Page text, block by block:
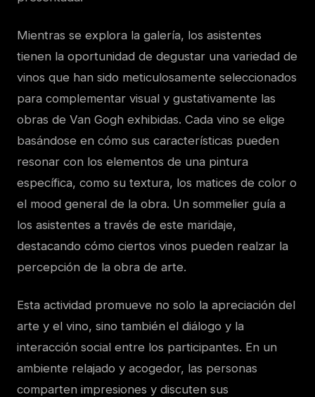
Mientras se explora la galería, los asistentes
tienen la oportunidad de degustar una variedad de
vinos que han sido meticulosamente seleccionados
para complementar visual y gustativamente las
obras de Van Gogh exhibidas. Cada vino se elige
basándose en cómo sus características pueden
resonar con los elementos de una pintura
específica, como su textura, los matices de color o
el mood general de la obra. Un sommelier guía a
los asistentes a través de este maridaje,
destacando cómo ciertos vinos pueden realzar la
percepción de la obra de arte.
Esta actividad promueve no solo la apreciación del
arte y el vino, sino también el diálogo y la
interacción social entre los participantes. En un
ambiente relajado y acogedor, las personas
comparten impresiones y discuten sus